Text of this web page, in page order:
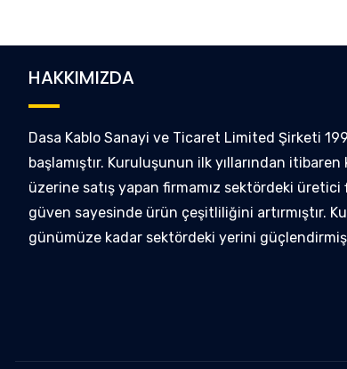
HAKKIMIZDA
Dasa Kablo Sanayi ve Ticaret Limited Şirketi
başlamıştır. Kuruluşunun ilk yıllarından
üzerine satış yapan firmamız sektördeki
güven sayesinde ürün çeşitliliğini artırmıştır.
günümüze kadar sektördeki yerini